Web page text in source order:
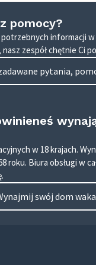
pomocy?
informacji
zespół chętnie Ci
pytania,
w 18 krajach.
roku. Biura obsługi w
swój dom